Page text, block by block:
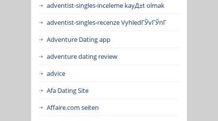
adventist-singles-inceleme kayД±t olmak
adventist-singles-recenze VyhledГЎvГЎnГ­
Adventure Dating app
adventure dating review
advice
Afa Dating Site
Affaire.com seiten